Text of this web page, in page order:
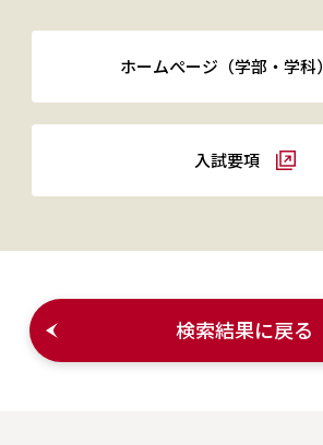
ホームぺージ（学部・学科）
入試要項
検索結果に戻る